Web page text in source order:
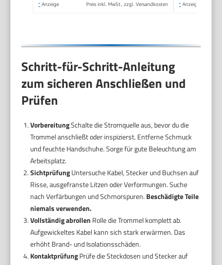
* Anzeige Preis inkl. MwSt., zzgl. Versandkosten * Anzeige
Schritt-für-Schritt-Anleitung
zum sicheren Anschließen und
Prüfen
VorbereitungSchalte die Stromquelle aus, bevor du die
Trommel anschließt oder inspizierst. Entferne Schmuck
und feuchte Handschuhe. Sorge für gute Beleuchtung am
Arbeitsplatz.
SichtprüfungUntersuche Kabel, Stecker und Buchsen auf
Risse, ausgefranste Litzen oder Verformungen. Suche
nach Verfärbungen und Schmorspuren. Beschädigte Teile
niemals verwenden.
Vollständig abrollen Rolle die Trommel komplett ab.
Aufgewickeltes Kabel kann sich stark erwärmen. Das
erhöht Brand- und Isolationsschäden.
KontaktprüfungPrüfe die Steckdosen und Stecker auf